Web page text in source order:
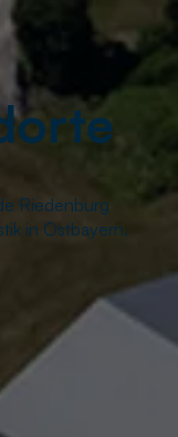
Riedenburg
in Ostbayern.